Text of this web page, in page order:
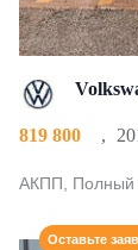
819 800 ,
АКПП, Полный
Оставьте